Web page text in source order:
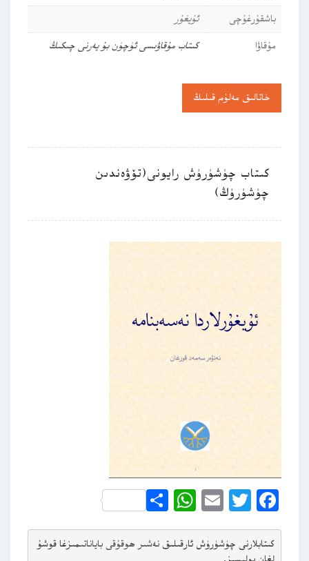
باشقۇرغۇچى
ئۇيغۇر
مۇقاۋا
كىتاب مۇقاۋىسى ئۈچۈن بۇ يەرنى چىكىڭ
خاتالىق مەلۇم قىلىڭ
كىتاب چۈشۈرۈش رايونى(تۆۋەندىن
چۈشۈرۈڭ)
Facebook
Twitter
Email
WhatsApp
Share
كىتابلارنى چۈشۈرۈش ئارقىلىق نەشىر ھوقۇقى باياناتىمىزغا قوشۇ